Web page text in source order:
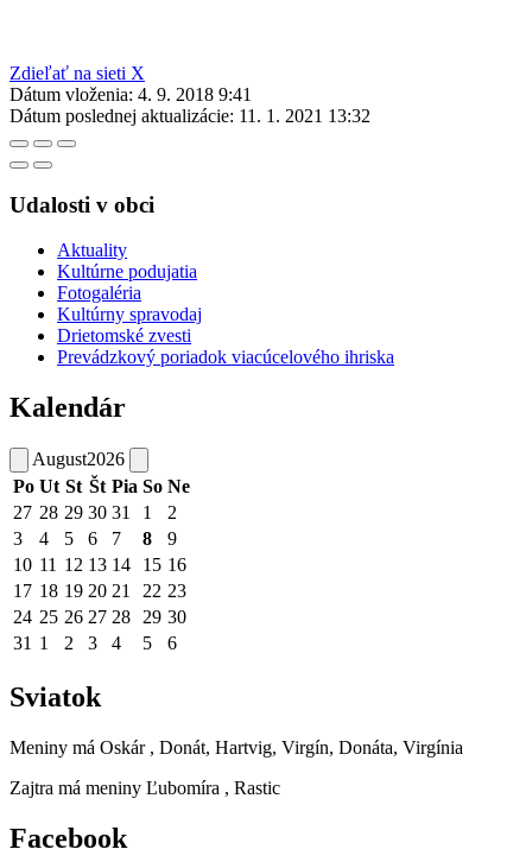
Zdieľať na sieti X
Dátum vloženia: 4. 9. 2018 9:41
Dátum poslednej aktualizácie: 11. 1. 2021 13:32
Udalosti v obci
Aktuality
Kultúrne podujatia
Fotogaléria
Kultúrny spravodaj
Drietomské zvesti
Prevádzkový poriadok viacúcelového ihriska
Kalendár
August2026
Po Ut St Št Pia So Ne
27 28 29 30 31 1
2
3
4 5 6 7 8
9
10 11 12 13 14 15 16
17 18 19 20 21 22 23
24 25 26 27 28 29 30
31 1 2 3 4 5 6
Sviatok
Meniny má Oskár , Donát, Hartvig, Virgín, Donáta, Virgínia
Zajtra má meniny Ľubomíra , Rastic
Facebook